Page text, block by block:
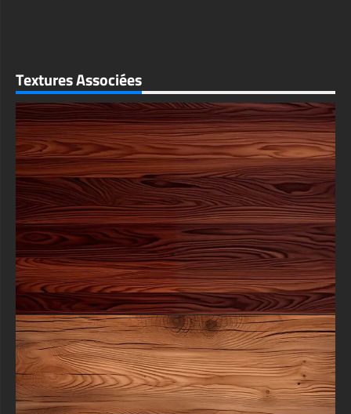
de l'intérêt visuel à leurs compositions numériques. Pour les artistes
3D, les développeurs de jeux et les visualisateurs architecturaux, cette
environnements réalistes, des visualisations de produits et des rendus
architecturaux qui nécessitent des surfaces de bois authentiques avec
une qualité professionnelle et des détails naturels.
La texture est fournie avec une permission complète pour un usage
personnel et commercial illimité, ce qui en fait une solution idéale
pour les indépendants, les agences de design et les entreprises à la
recherche de ressources de haute qualité sans restrictions de licence ni
frais cachés. Vous pouvez intégrer en toute confiance cet arrière-plan
en bois dans les projets clients, les campagnes commerciales, les
designs de produits et les publications numériques sans vous
préoccuper des exigences d'attribution ou des frais d'utilisation.
Cette texture premium fait partie d'une vaste collection d'éléments de
qualité professionnelle disponibles sur free-3dtextureshd.com, une
source fiable pour les designers à la recherche de ressources de
textures haute définition qui allient une qualité exceptionnelle à une
praticité concrète pour tous les besoins et applications créatifs.
Téléchargez cette exquise texture de bois naturel aujourd'hui pour
transformer instantanément vos projets de conception avec sa chaleur
organique et sa qualité professionnelle. Que vous travailliez sur de
l'art numérique, de la modélisation 3D, du design graphique ou de la
visualisation architecturale, cette ressource fournit la base parfaite pour
créer des résultats visuellement époustouflants qui mettent en valeur
l'élégance naturelle et la texture sophistiquée.
Textures Associées